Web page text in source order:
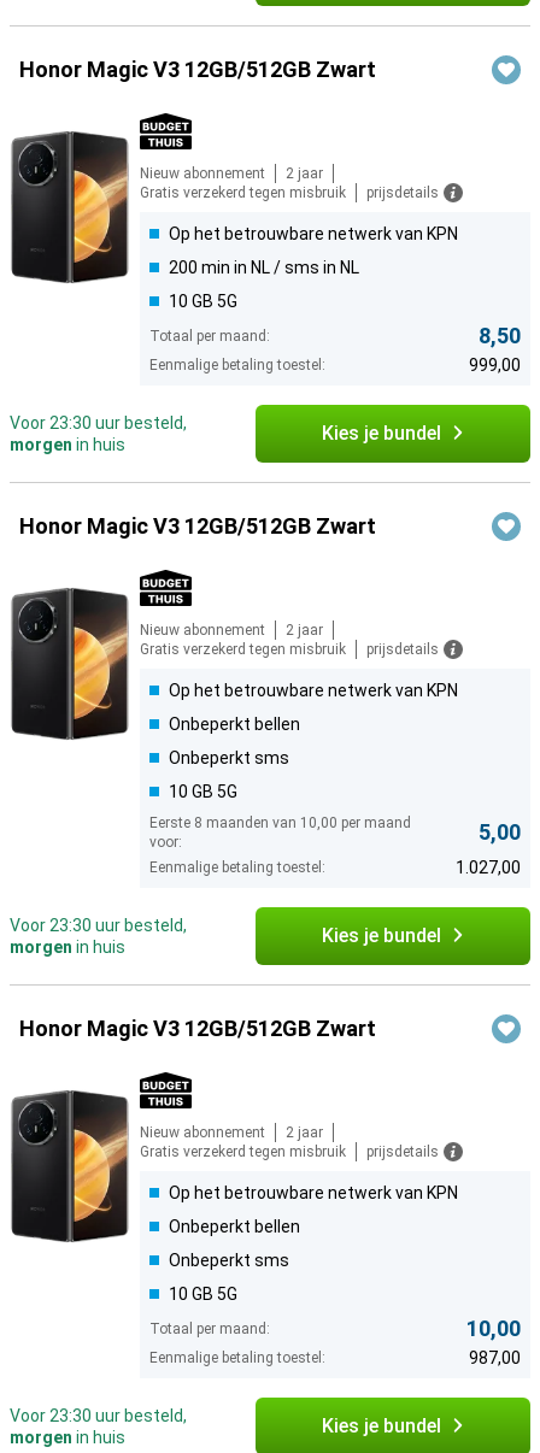
Honor Magic V3 12GB/512GB Zwart
Nieuw abonnement
2 jaar
Gratis verzekerd tegen misbruik
prijsdetails
Op het betrouwbare netwerk van KPN
200 min in NL / sms in NL
10 GB 5G
Totaal per maand: 8,50
Eenmalige betaling toestel: 999,00
Voor 23:30 uur besteld,
morgen in huis Kies je bundel
Honor Magic V3 12GB/512GB Zwart
Nieuw abonnement
2 jaar
Gratis verzekerd tegen misbruik
prijsdetails
Op het betrouwbare netwerk van KPN
Onbeperkt bellen
Onbeperkt sms
10 GB 5G
Eerste 8 maanden van 10,00 per maand
voor:
5,00
Eenmalige betaling toestel: 1.027,00
Voor 23:30 uur besteld,
morgen in huis Kies je bundel
Honor Magic V3 12GB/512GB Zwart
Nieuw abonnement
2 jaar
Gratis verzekerd tegen misbruik
prijsdetails
Op het betrouwbare netwerk van KPN
Onbeperkt bellen
Onbeperkt sms
10 GB 5G
Totaal per maand: 10,00
Eenmalige betaling toestel: 987,00
Voor 23:30 uur besteld,
morgen in huis Kies je bundel